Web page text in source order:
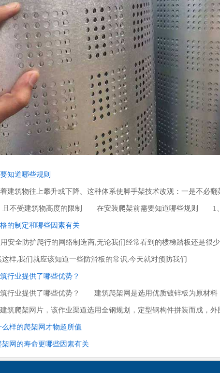
知道哪些规则
筑物往上攀升或下降。这种体系使脚手架技术改观：一是不必翻
且不受建筑物高度的限制 在安装爬架前需要知道哪些规则 1
的制定和哪些因素有关
安全防护爬行的网络制造商,无论我们经常看到的楼梯踏板还是很
样,我们就应该知道一些防滑板的常识,今天就对预防我们
行业提供了哪些优势？
行业提供了哪些优势？ 建筑爬架网是选用优质镀锌板为原材料
筑爬架网片，该作业渠道选用全钢规划，定型钢构件拼装而成，
么样的爬架网才物超所值
架网的寿命更哪些因素有关